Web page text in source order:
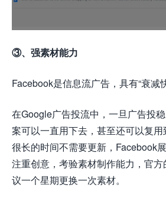
③、强素材能力
Facebook是信息流广告，具有“衰减
在Google广告投流中，一旦广告投
案可以一直用下去，甚至还可以复用
很长的时间不需要更新，Facebook
注重创意，考验素材制作能力，官
议一个星期更换一次素材。